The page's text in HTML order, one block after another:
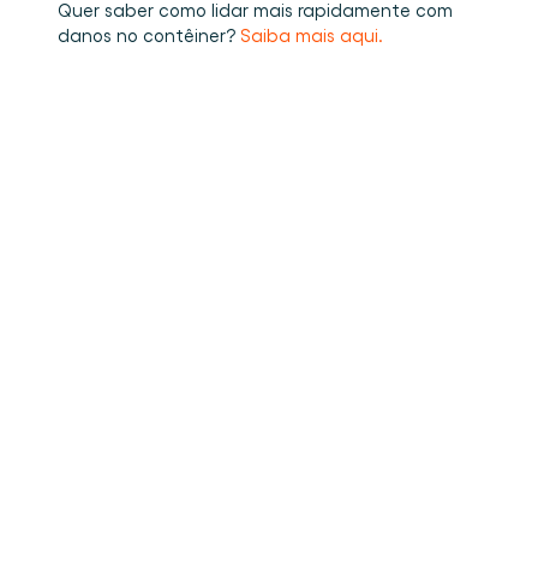
Quer saber como lidar mais rapidamente com
danos no contêiner? Saiba mais aqui.